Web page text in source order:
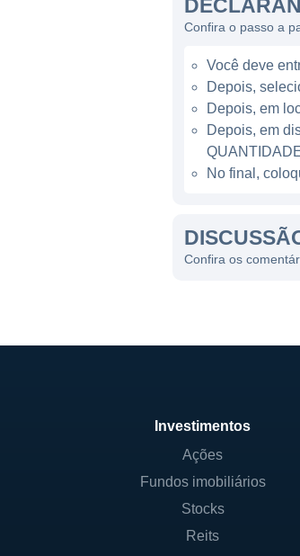
panificação e
consumidores
A linha de
uma parte
por
produtos
dos
PRESENÇA
A General
Ásia e
A empresa
implementado
das
LINHAS DE
Confira o passo a
Você deve
Depois,
Depois, em
Depois, em
No final,
Confira os
Investimentos
Ações
Fundos imobiliários
Stocks
Reits